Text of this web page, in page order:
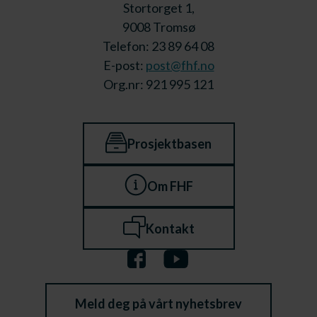
Stortorget 1,
9008 Tromsø
Telefon: 23 89 64 08
E-post: post@fhf.no
Org.nr: 921 995 121
Prosjektbasen
Om FHF
Kontakt
Meld deg på vårt nyhetsbrev